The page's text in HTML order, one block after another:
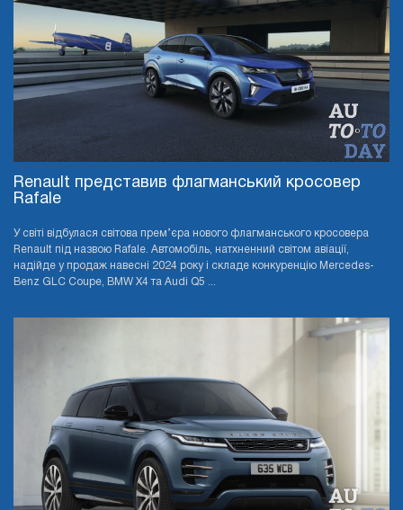
Renault представив флагманський кросовер
Rafale
У світі відбулася світова прем’єра нового флагманського кросовера
Renault під назвою Rafale. Автомобіль, натхненний світом авіації,
надійде у продаж навесні 2024 року і складе конкуренцію Mercedes-
Benz GLC Coupe, BMW X4 та Audi Q5 ...